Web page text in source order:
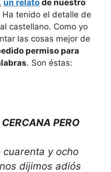
un relato de nuestro
Ha tenido el detalle de
castellano. Como yo
las cosas mejor de
permiso para
. Son éstas:
PERO
y ocho
dijimos adiós